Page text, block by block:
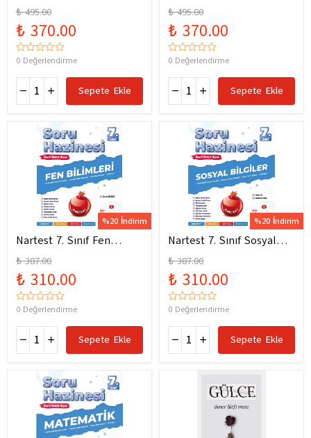
Parlat Bir Dürüm Patlat!
₺ 495.00
₺ 370.00
0 Değerlendirme
Sepete Ekle
Numara Macera Ciltli
₺ 495.00
₺ 370.00
0 Değerlendirme
Sepete Ekle
%20 İndirim
Nartest 7. Sınıf Fen
Bilimleri Soru Hazinesi
Yeni Maarif Modele
Uygun
₺ 387.00
₺ 310.00
0 Değerlendirme
Sepete Ekle
%20 İndirim
Nartest 7. Sınıf Sosyal
Bilgiler Soru Hazinesi
Yeni Maarif Modele
Uygun
₺ 387.00
₺ 310.00
0 Değerlendirme
Sepete Ekle